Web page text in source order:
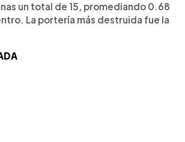
un total de 15, promediando 0.68
La portería más destruida fue la